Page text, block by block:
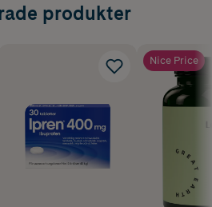
produkter
Nice Price